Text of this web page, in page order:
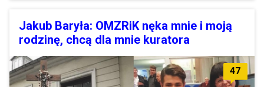
Jakub Baryła: OMZRiK nęka mnie i moją
rodzinę, chcą dla mnie kuratora
47